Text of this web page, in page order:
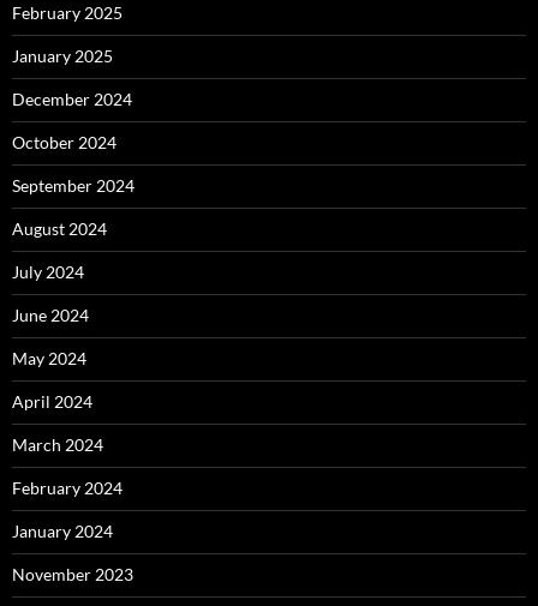
February 2025
January 2025
December 2024
October 2024
September 2024
August 2024
July 2024
June 2024
May 2024
April 2024
March 2024
February 2024
January 2024
November 2023